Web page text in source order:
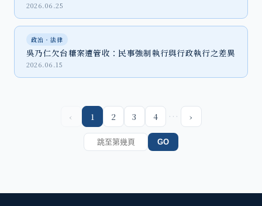
2026.06.25
政治‧法律
吳乃仁欠台糖案遭管收：民事強制執行與行政執行之差異
2026.06.15
‹ 1 2 3 4 … ›
GO